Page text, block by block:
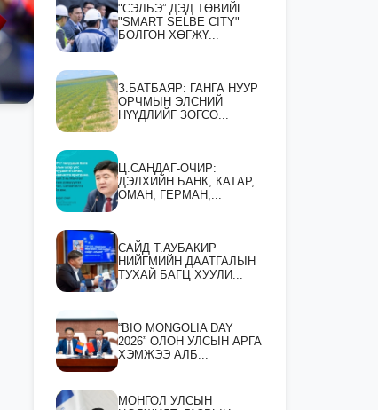
"СЭЛБЭ” ДЭД ТӨВИЙГ
"SMART SELBE CITY"
БОЛГОН ХӨГЖҮ...
З.БАТБАЯР: ГАНГА НУУР
ОРЧМЫН ЭЛСНИЙ
НҮҮДЛИЙГ ЗОГСО...
Ц.САНДАГ-ОЧИР:
ДЭЛХИЙН БАНК, КАТАР,
ОМАН, ГЕРМАН,...
САЙД Т.АУБАКИР
НИЙГМИЙН ДААТГАЛЫН
ТУХАЙ БАГЦ ХУУЛИ...
“BIO MONGOLIA DAY
2026” ОЛОН УЛСЫН АРГА
ХЭМЖЭЭ АЛБ...
МОНГОЛ УЛСЫН